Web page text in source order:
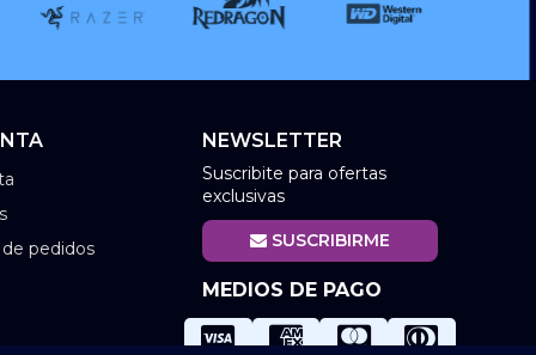
pedidos
NEWSLETTER
Suscribite para ofertas
exclusivas
SUSCRIBIRME
MEDIOS DE PAGO